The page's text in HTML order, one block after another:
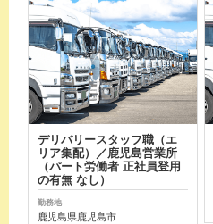
デリバリースタッフ職（エ
リア集配）／鹿児島営業所
（パート労働者 正社員登用
の有無 なし）
勤務地
鹿児島県鹿児島市